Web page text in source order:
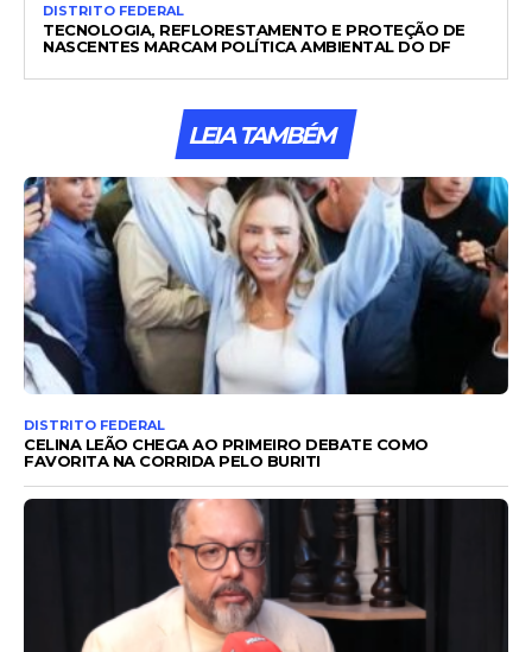
DISTRITO FEDERAL
TECNOLOGIA, REFLORESTAMENTO E PROTEÇÃO DE
NASCENTES MARCAM POLÍTICA AMBIENTAL DO DF
LEIA TAMBÉM
DISTRITO FEDERAL
CELINA LEÃO CHEGA AO PRIMEIRO DEBATE COMO
FAVORITA NA CORRIDA PELO BURITI